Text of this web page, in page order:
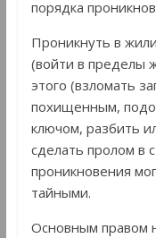
порядка
Проникнуть в
(войти в пределы
этого (взломать
похищенным,
ключом, разбить
сделать пролом в
проникновения
тайными.
Основным правом